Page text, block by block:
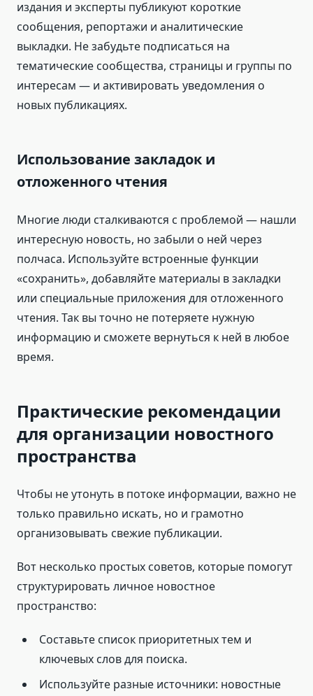
издания и эксперты публикуют короткие
сообщения, репортажи и аналитические
выкладки. Не забудьте подписаться на
тематические сообщества, страницы и группы по
интересам — и активировать уведомления о
новых публикациях.
Использование закладок и
отложенного чтения
Многие люди сталкиваются с проблемой — нашли
интересную новость, но забыли о ней через
полчаса. Используйте встроенные функции
«сохранить», добавляйте материалы в закладки
или специальные приложения для отложенного
чтения. Так вы точно не потеряете нужную
информацию и сможете вернуться к ней в любое
время.
Практические рекомендации
для организации новостного
пространства
Чтобы не утонуть в потоке информации, важно не
только правильно искать, но и грамотно
организовывать свежие публикации.
Вот несколько простых советов, которые помогут
структурировать личное новостное
пространство:
Составьте список приоритетных тем и
ключевых слов для поиска.
Используйте разные источники: новостные